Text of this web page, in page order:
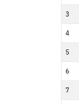
3
4
5
6
7